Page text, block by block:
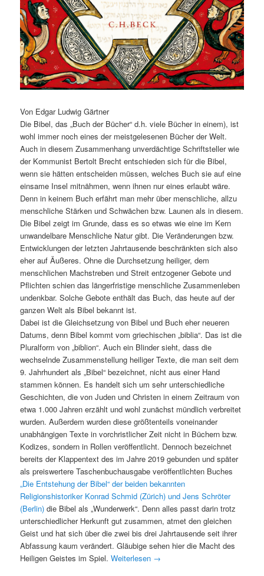
Von Edgar Ludwig Gärtner
Die Bibel, das „Buch der Bücher“ d.h. viele Bücher in einem), ist
wohl immer noch eines der meistgelesenen Bücher der Welt.
Auch in diesem Zusammenhang unverdächtige Schriftsteller wie
der Kommunist Bertolt Brecht entschieden sich für die Bibel,
wenn sie hätten entscheiden müssen, welches Buch sie auf eine
einsame Insel mitnähmen, wenn ihnen nur eines erlaubt wäre.
Denn in keinem Buch erfährt man mehr über menschliche, allzu
menschliche Stärken und Schwächen bzw. Launen als in diesem.
Die Bibel zeigt im Grunde, dass es so etwas wie eine im Kern
unwandelbare Menschliche Natur gibt. Die Veränderungen bzw.
Entwicklungen der letzten Jahrtausende beschränkten sich also
eher auf Äußeres. Ohne die Durchsetzung heiliger, dem
menschlichen Machstreben und Streit entzogener Gebote und
Pflichten schien das längerfristige menschliche Zusammenleben
undenkbar. Solche Gebote enthält das Buch, das heute auf der
ganzen Welt als Bibel bekannt ist.
Dabei ist die Gleichsetzung von Bibel und Buch eher neueren
Datums, denn Bibel kommt vom griechischen „biblia“. Das ist die
Pluralform von „biblion“. Auch ein Blinder sieht, dass die
wechselnde Zusammenstellung heiliger Texte, die man seit dem
9. Jahrhundert als „Bibel“ bezeichnet, nicht aus einer Hand
stammen können. Es handelt sich um sehr unterschiedliche
Geschichten, die von Juden und Christen in einem Zeitraum von
etwa 1.000 Jahren erzählt und wohl zunächst mündlich verbreitet
wurden. Außerdem wurden diese größtenteils voneinander
unabhängigen Texte in vorchristlicher Zeit nicht in Büchern bzw.
Kodizes, sondern in Rollen veröffentlicht. Dennoch bezeichnet
bereits der Klappentext des im Jahre 2019 gebunden und später
als preiswertere Taschenbuchausgabe veröffentlichten Buches
„Die Entstehung der Bibel“ der beiden bekannten
Religionshistoriker Konrad Schmid (Zürich) und Jens Schröter
(Berlin) die Bibel als „Wunderwerk“. Denn alles passt darin trotz
unterschiedlicher Herkunft gut zusammen, atmet den gleichen
Geist und hat sich über die zwei bis drei Jahrtausende seit ihrer
Abfassung kaum verändert. Gläubige sehen hier die Macht des
Heiligen Geistes im Spiel.Weiterlesen →